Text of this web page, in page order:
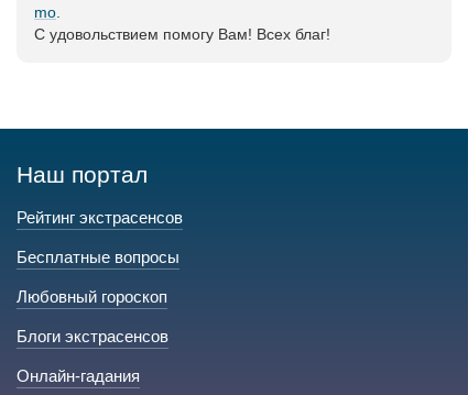
mo
С удовольствием помогу Вам! Всех благ!
Наш портал
Рейтинг экстрасенсов
Бесплатные вопросы
Любовный гороскоп
Блоги экстрасенсов
Онлайн-гадания